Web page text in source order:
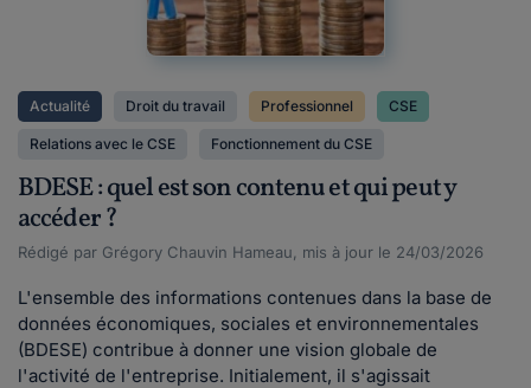
Actualité Droit du travail Professionnel CSE
Relations avec le CSE Fonctionnement du CSE
BDESE : quel est son contenu et qui peut y
accéder ?
Rédigé par Grégory Chauvin Hameau, mis à jour le 24/03/2026
L'ensemble des informations contenues dans la base de
données économiques, sociales et environnementales
(BDESE) contribue à donner une vision globale de
l'activité de l'entreprise. Initialement, il s'agissait